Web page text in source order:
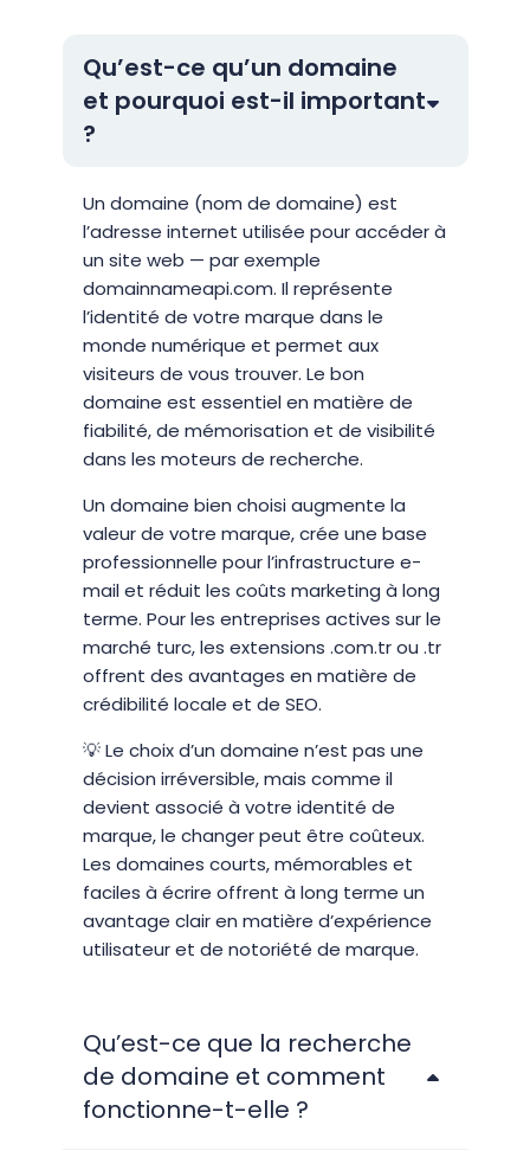
Qu’est-ce qu’un domaine
et pourquoi est-il important
?
Un domaine (nom de domaine) est
l’adresse internet utilisée pour accéder à
un site web — par exemple
domainnameapi.com. Il représente
l’identité de votre marque dans le
monde numérique et permet aux
visiteurs de vous trouver. Le bon
domaine est essentiel en matière de
fiabilité, de mémorisation et de visibilité
dans les moteurs de recherche.
Un domaine bien choisi augmente la
valeur de votre marque, crée une base
professionnelle pour l’infrastructure e-
mail et réduit les coûts marketing à long
terme. Pour les entreprises actives sur le
marché turc, les extensions .com.tr ou .tr
offrent des avantages en matière de
crédibilité locale et de SEO.
💡 Le choix d’un domaine n’est pas une
décision irréversible, mais comme il
devient associé à votre identité de
marque, le changer peut être coûteux.
Les domaines courts, mémorables et
faciles à écrire offrent à long terme un
avantage clair en matière d’expérience
utilisateur et de notoriété de marque.
Qu’est-ce que la recherche
de domaine et comment
fonctionne-t-elle ?